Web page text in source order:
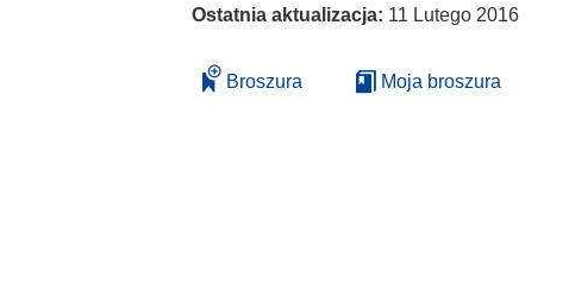
Ostatnia aktualizacja: 11 Lutego 2016
Broszura Moja broszura